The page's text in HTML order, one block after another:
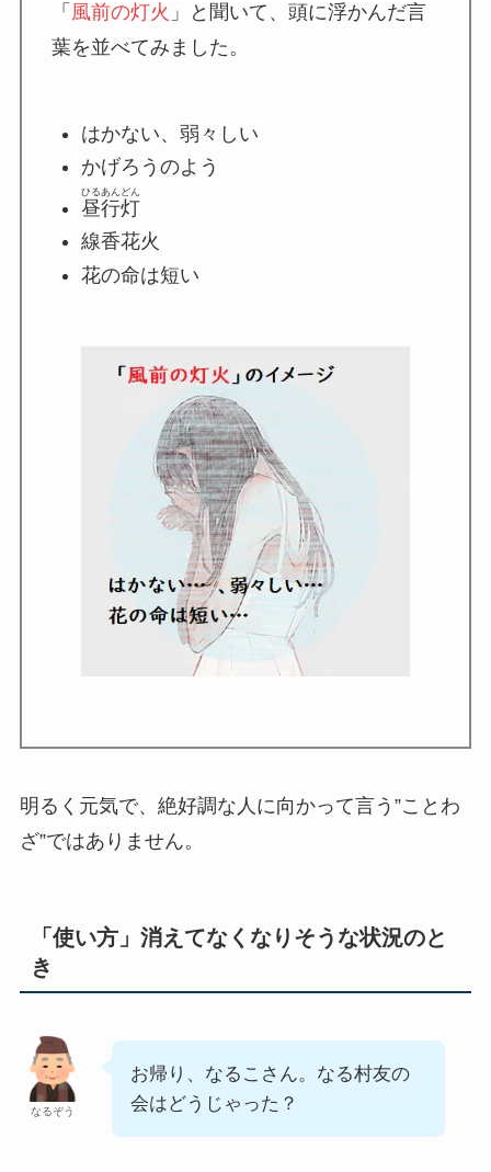
「 風前の灯火 」と聞いて、頭に浮かんだ言
葉を並べてみました。
はかない、弱々しい
かげろうのよう
昼行灯
ひるあんどん
線香花火
花の命は短い
明るく元気で、絶好調な人に向かって言う”ことわ
ざ”ではありません。
「使い方」消えてなくなりそうな状況のと
き
なるぞう
お帰り、なるこさん。なる村友の
会はどうじゃった？